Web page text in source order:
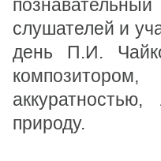
слушателей и
день П.И.
природу.